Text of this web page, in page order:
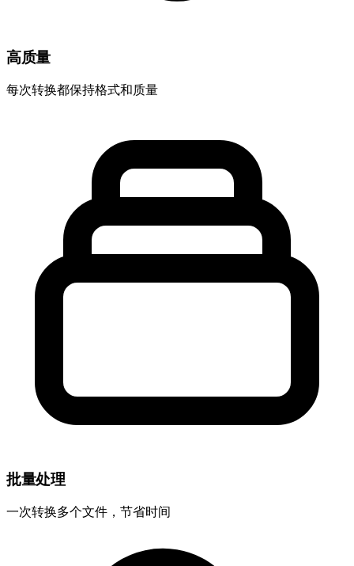
高质量
每次转换都保持格式和质量
批量处理
一次转换多个文件，节省时间